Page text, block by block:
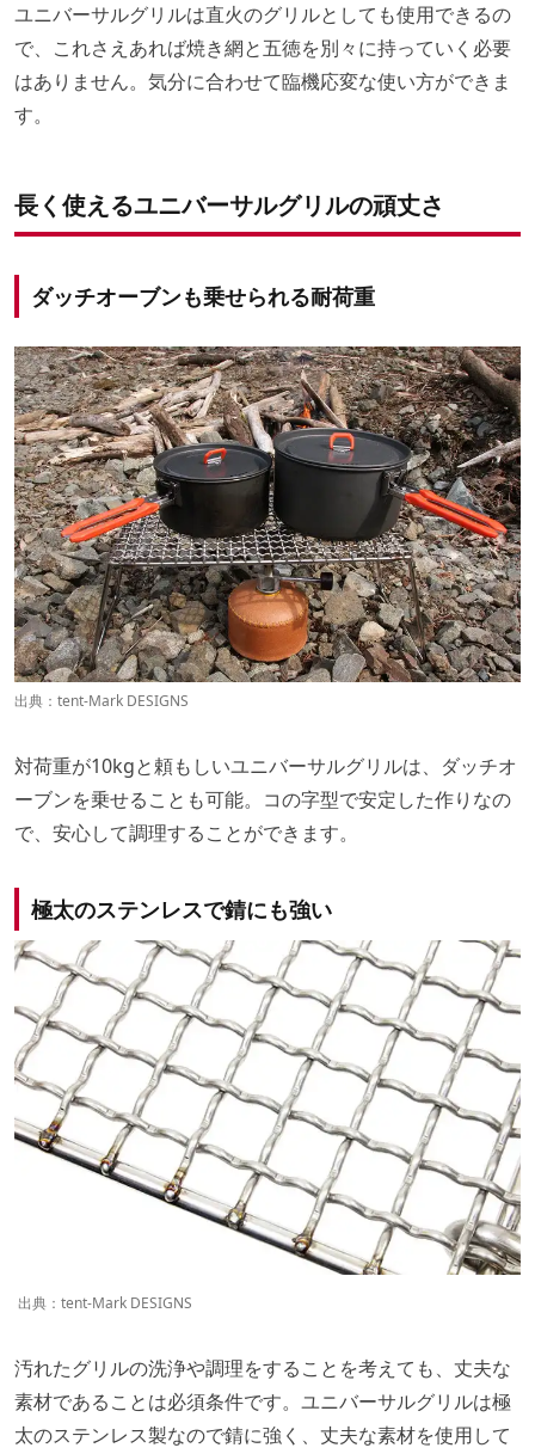
ユニバーサルグリルは直火のグリルとしても使用できるの
で、これさえあれば焼き網と五徳を別々に持っていく必要
はありません。気分に合わせて臨機応変な使い方ができま
す。
長く使えるユニバーサルグリルの頑丈さ
ダッチオーブンも乗せられる耐荷重
出典： tent-Mark DESIGNS
対荷重が10kgと頼もしいユニバーサルグリルは、ダッチオ
ーブンを乗せることも可能。コの字型で安定した作りなの
で、安心して調理することができます。
極太のステンレスで錆にも強い
出典： tent-Mark DESIGNS
汚れたグリルの洗浄や調理をすることを考えても、丈夫な
素材であることは必須条件です。ユニバーサルグリルは極
太のステンレス製なので錆に強く、丈夫な素材を使用して